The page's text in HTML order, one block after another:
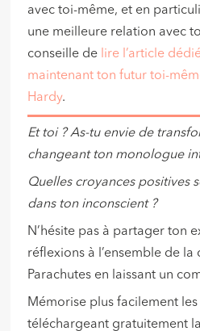
avec toi-même, et en
une meilleure relation avec
conseille de lire l’article
maintenant ton futur toi-
Hardy.
Et toi ? As-tu envie de
changeant ton monologue
Quelles croyances positives
dans ton inconscient ?
N’hésite pas à partager ton
réflexions à l’ensemble de
Parachutes en laissant un
Mémorise plus facilement
téléchargeant gratuitement